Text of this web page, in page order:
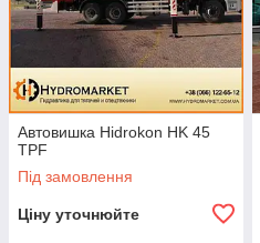
Автовишка Hidrokon HK 45
TPF
Під замовлення
Ціну уточнюйте